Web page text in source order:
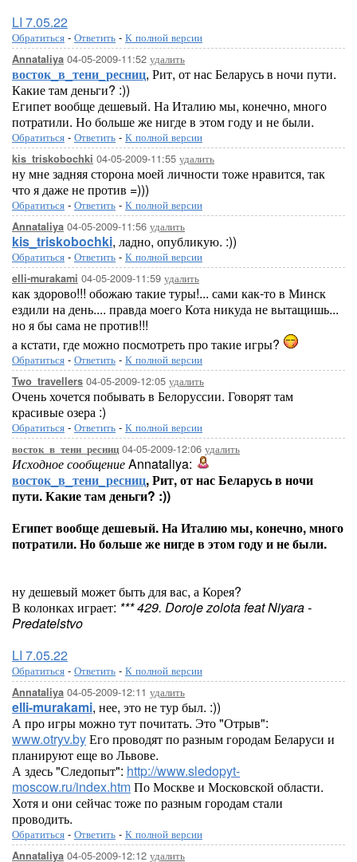
LI 7.05.22
Обратиться - Ответить - К полной версии
Annataliya 04-05-2009-11:52 удалить
восток_в_тени_ресниц, Рит, от нас Беларусь в ночи пути.
Какие там деньги? :))
Египет вообще дешевый. На Италию мы, конечно, много
потратили. Но больше же нигде в этом году и не были.
Обратиться - Ответить - К полной версии
kis_triskobochki 04-05-2009-11:55 удалить
ну мне задняя сторона моей личности тоже нравится, так
что я даже не против =)))
Обратиться - Ответить - К полной версии
Annataliya 04-05-2009-11:56 удалить
kis_triskobochki, ладно, опубликую. :))
Обратиться - Ответить - К полной версии
elli-murakami 04-05-2009-11:59 удалить
как здорово!!! обожаю такие туры!... сами как-то в Минск
ездили на день.... правда моего Кота никуда не вытащишь...
но я бы сама не против!!!
а кстати, где можно посмотреть про такие игры?
Обратиться - Ответить - К полной версии
Two_travellers 04-05-2009-12:05 удалить
Очень хочется побывать в Белоруссии. Говорят там
красивые озера :)
Обратиться - Ответить - К полной версии
восток_в_тени_ресниц 04-05-2009-12:06 удалить
Исходное сообщениеAnnataliya:
восток_в_тени_ресниц, Рит, от нас Беларусь в ночи
пути. Какие там деньги? :))
Египет вообще дешевый. На Италию мы, конечно, много
потратили. Но больше же нигде в этом году и не были.
ну дешевый может быть для вас, а Корея?
В колонках играет: *** 429. Doroje zolota feat Niyara -
Predatelstvo
LI 7.05.22
Обратиться - Ответить - К полной версии
Annataliya 04-05-2009-12:11 удалить
elli-murakami, нее, это не тур был. :))
А про игры можно тут почитать. Это "Отрыв":
www.otryv.byЕго проводят по разным городам Беларуси и
планируют еще во Львове.
А здесь "Следопыт": http://www.sledopyt-
moscow.ru/index.htmПо Москве и Московской области.
Хотя и они сейчас тоже по разным городам стали
проводить.
Обратиться - Ответить - К полной версии
Annataliya 04-05-2009-12:12 удалить